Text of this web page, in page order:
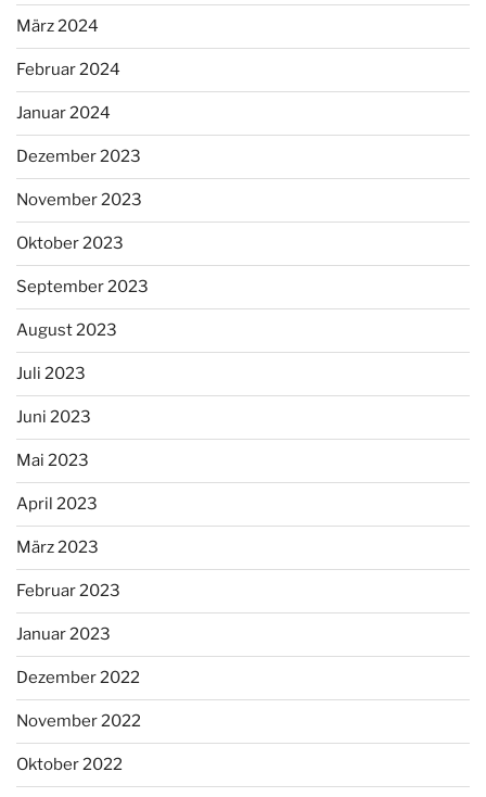
März 2024
Februar 2024
Januar 2024
Dezember 2023
November 2023
Oktober 2023
September 2023
August 2023
Juli 2023
Juni 2023
Mai 2023
April 2023
März 2023
Februar 2023
Januar 2023
Dezember 2022
November 2022
Oktober 2022